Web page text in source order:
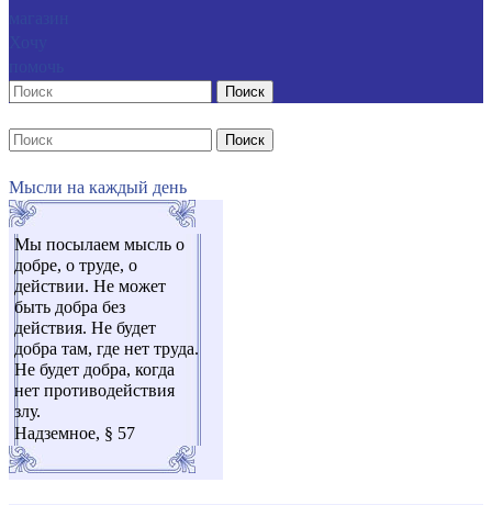
Поиск
Поиск
Мысли на каждый день
Мы посылаем мысль о
добре, о труде, о
действии. Не может
быть добра без
действия. Не будет
добра там, где нет труда.
Не будет добра, когда
нет противодействия
злу.
Надземное, § 57